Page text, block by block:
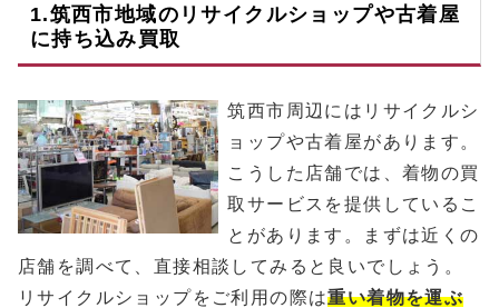
1.筑西市地域のリサイクルショップや古着屋
に持ち込み買取
筑西市周辺にはリサイクルシ
ョップや古着屋があります。
こうした店舗では、着物の買
取サービスを提供しているこ
とがあります。まずは近くの
店舗を調べて、直接相談してみると良いでしょう。
リサイクルショップをご利用の際は重い着物を運ぶ